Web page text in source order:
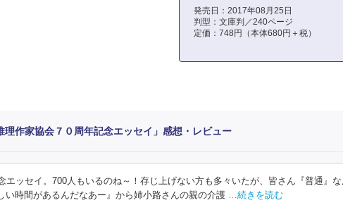
発売日：2017年08月25日
判型：文庫判／240ページ
定価：748円（本体680円＋税）
理作家協会７０周年記念エッセイ」感想・レビュー
エッセイ。700人もいるのね～！存じ上げない方も多々いたが、皆さん『普通』
い時間があるんだなあー』から姉小路さんの親の介護
…続きを読む